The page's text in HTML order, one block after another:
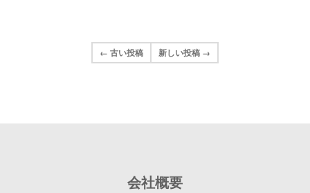
← 古い投稿 新しい投稿 →
会社概要